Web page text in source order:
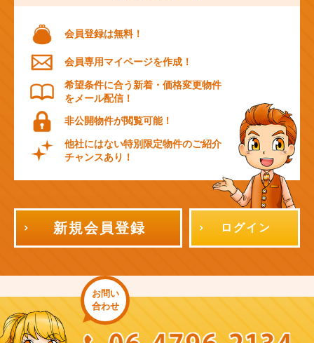
会員登録は無料！
会員専用マイページを作成！
希望条件に合う新着・価格変更物件
をメール配信！
非公開物件が閲覧可能！
他社にはない特別限定物件のご紹介
チャンスあり！
新規会員登録 ログイン
お問い
合わせ